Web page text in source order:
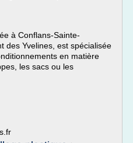
à Conflans-Sainte-
des Yvelines, est spécialisée
en matière
les sacs ou les